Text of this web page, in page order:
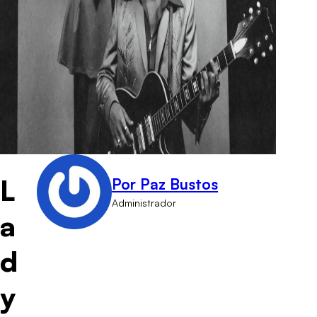
L
a
d
y
Por Paz Bustos
Administrador